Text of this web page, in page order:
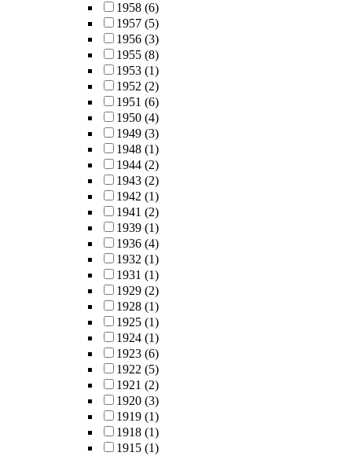
1958 (6)
1957 (5)
1956 (3)
1955 (8)
1953 (1)
1952 (2)
1951 (6)
1950 (4)
1949 (3)
1948 (1)
1944 (2)
1943 (2)
1942 (1)
1941 (2)
1939 (1)
1936 (4)
1932 (1)
1931 (1)
1929 (2)
1928 (1)
1925 (1)
1924 (1)
1923 (6)
1922 (5)
1921 (2)
1920 (3)
1919 (1)
1918 (1)
1915 (1)